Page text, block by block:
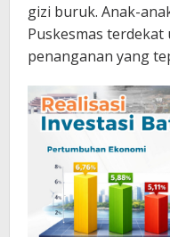
gizi buruk. Anak-
Puskesmas
penanganan yang